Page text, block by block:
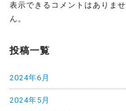
表示できるコメントはありませ
ん。
投稿一覧
2024年6月
2024年5月